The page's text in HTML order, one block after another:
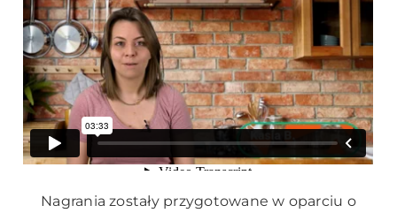
Nagrania zostały przygotowane w oparciu o